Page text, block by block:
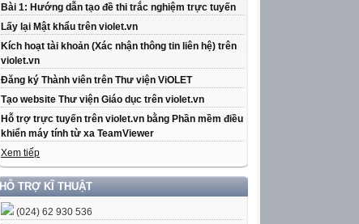
Bài 1: Hướng dẫn tạo đề thi trắc nghiệm trực tuyến
Lấy lại Mật khẩu trên violet.vn
Kích hoạt tài khoản (Xác nhận thông tin liên hệ) trên
violet.vn
Đăng ký Thành viên trên Thư viện ViOLET
Tạo website Thư viện Giáo dục trên violet.vn
Hỗ trợ trực tuyến trên violet.vn bằng Phần mềm điều
khiển máy tính từ xa TeamViewer
Xem tiếp
HỖ TRỢ KĨ THUẬT
(024) 62 930 536